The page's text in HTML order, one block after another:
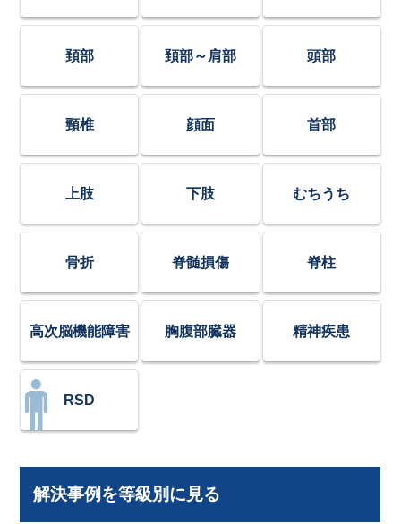
頚部 頚部～肩部 頭部
頸椎 顔面 首部
上肢 下肢 むちうち
骨折 脊髄損傷 脊柱
高次脳機能障害 胸腹部臓器 精神疾患
RSD
解決事例を等級別に見る